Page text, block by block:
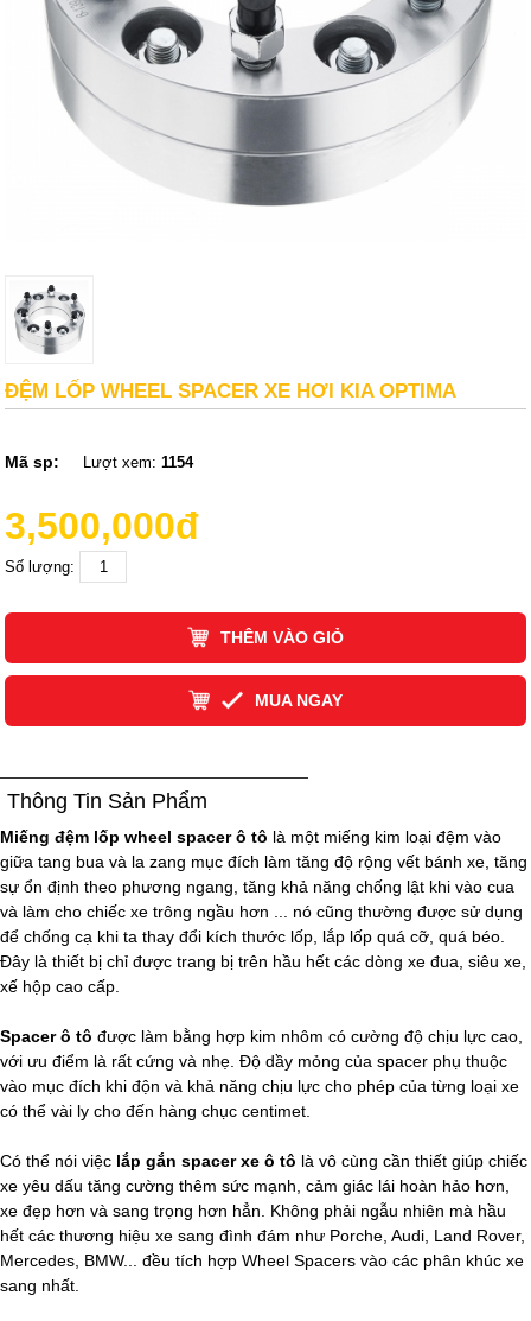
ĐỆM LỐP WHEEL SPACER XE HƠI KIA OPTIMA
Mã sp: Lượt xem:1154
3,500,000đ
Số lượng:
THÊM VÀO GIỎ
MUA NGAY
Thông Tin Sản Phẩm
Miếng đệm lốp wheel spacer ô tô là một miếng kim loại đệm vào
giữa tang bua và la zang mục đích làm tăng độ rộng vết bánh xe, tăng
sự ổn định theo phương ngang, tăng khả năng chống lật khi vào cua
và làm cho chiếc xe trông ngầu hơn ... nó cũng thường được sử dụng
để chống cạ khi ta thay đổi kích thước lốp, lắp lốp quá cỡ, quá béo.
Đây là thiết bị chỉ được trang bị trên hầu hết các dòng xe đua, siêu xe,
xế hộp cao cấp.
Spacer ô tô được làm bằng hợp kim nhôm có cường độ chịu lực cao,
với ưu điểm là rất cứng và nhẹ. Độ dầy mỏng của spacer phụ thuộc
vào mục đích khi độn và khả năng chịu lực cho phép của từng loại xe
có thể vài ly cho đến hàng chục centimet.
Có thể nói việc lắp gắn spacer xe ô tô là vô cùng cần thiết giúp chiếc
xe yêu dấu tăng cường thêm sức mạnh, cảm giác lái hoàn hảo hơn,
xe đẹp hơn và sang trọng hơn hẳn. Không phải ngẫu nhiên mà hầu
hết các thương hiệu xe sang đình đám như Porche, Audi, Land Rover,
Mercedes, BMW... đều tích hợp Wheel Spacers vào các phân khúc xe
sang nhất.